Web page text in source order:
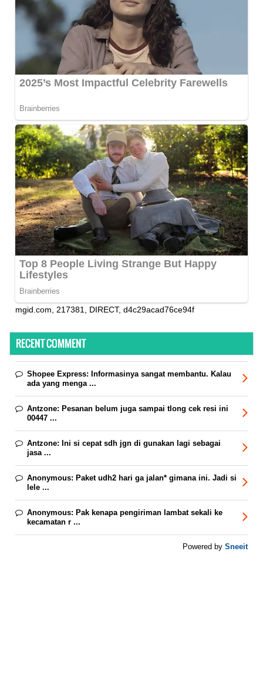
mgid.com, 217381, DIRECT, d4c29acad76ce94f
RECENT COMMENT
Shopee Express: Informasinya sangat membantu. Kalau
ada yang menga ...
Antzone: Pesanan belum juga sampai tlong cek resi ini
00447 ...
Antzone: Ini si cepat sdh jgn di gunakan lagi sebagai
jasa ...
Anonymous: Paket udh2 hari ga jalan* gimana ini. Jadi si
lele ...
Anonymous: Pak kenapa pengiriman lambat sekali ke
kecamatan r ...
Powered by Sneeit